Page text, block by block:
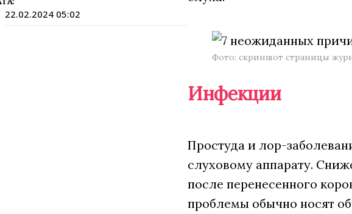
22.02.2024 05:02
Фото: скриншот страницы
Инфекции
Простуда и лор-
слуховому аппарату.
после перенесенного
проблемы обычно носят